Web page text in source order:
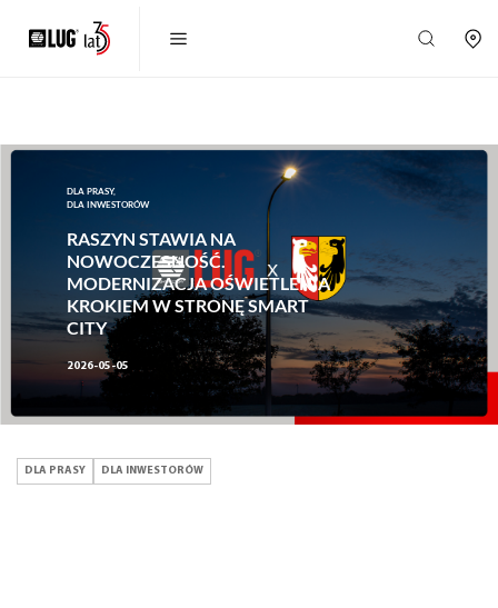
DLA PRASY,
DLA INWESTORÓW
RASZYN STAWIA NA
NOWOCZESNOŚĆ.
MODERNIZACJA OŚWIETLENIA
KROKIEM W STRONĘ SMART
CITY
2026-05-05
DLA PRASY DLA INWESTORÓW